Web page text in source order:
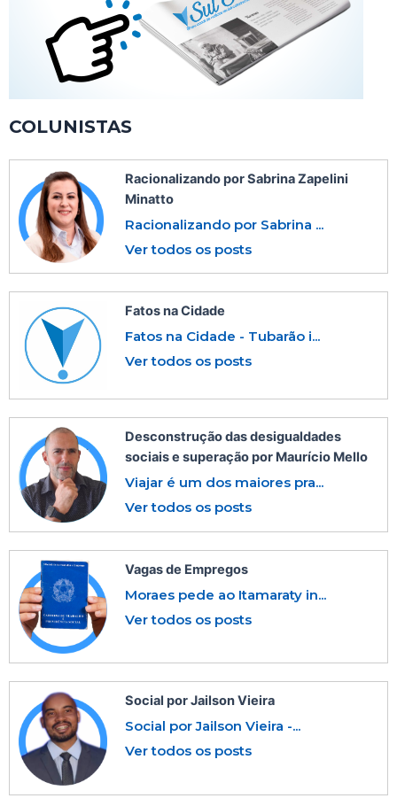
COLUNISTAS
Racionalizando por Sabrina Zapelini
Minatto
Racionalizando por Sabrina ...
Ver todos os posts
Fatos na Cidade
Fatos na Cidade - Tubarão i...
Ver todos os posts
Desconstrução das desigualdades
sociais e superação por Maurício Mello
Viajar é um dos maiores pra...
Ver todos os posts
Vagas de Empregos
Moraes pede ao Itamaraty in...
Ver todos os posts
Social por Jailson Vieira
Social por Jailson Vieira -...
Ver todos os posts